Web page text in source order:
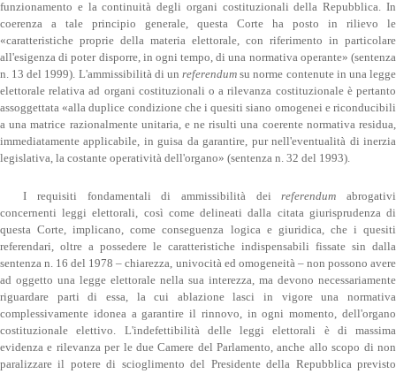
funzionamento e la continuità degli organi costituzionali della Repubblica. In
coerenza a tale principio generale, questa Corte ha posto in rilievo le
«caratteristiche proprie della materia elettorale, con riferimento in particolare
all'esigenza di poter disporre, in ogni tempo, di una normativa operante» (sentenza
n. 13 del 1999). L'ammissibilità di unreferendum su norme contenute in una legge
elettorale relativa ad organi costituzionali o a rilevanza costituzionale è pertanto
assoggettata «alla duplice condizione che i quesiti siano omogenei e riconducibili
a una matrice razionalmente unitaria, e ne risulti una coerente normativa residua,
immediatamente applicabile, in guisa da garantire, pur nell'eventualità di inerzia
legislativa, la costante operatività dell'organo» (sentenza n. 32 del 1993).
I requisiti fondamentali di ammissibilità deireferendum abrogativi
concernenti leggi elettorali, così come delineati dalla citata giurisprudenza di
questa Corte, implicano, come conseguenza logica e giuridica, che i quesiti
referendari, oltre a possedere le caratteristiche indispensabili fissate sin dalla
sentenza n. 16 del 1978 – chiarezza, univocità ed omogeneità – non possono avere
ad oggetto una legge elettorale nella sua interezza, ma devono necessariamente
riguardare parti di essa, la cui ablazione lasci in vigore una normativa
complessivamente idonea a garantire il rinnovo, in ogni momento, dell'organo
costituzionale elettivo. L'indefettibilità delle leggi elettorali è di massima
evidenza e rilevanza per le due Camere del Parlamento, anche allo scopo di non
paralizzare il potere di scioglimento del Presidente della Repubblica previsto